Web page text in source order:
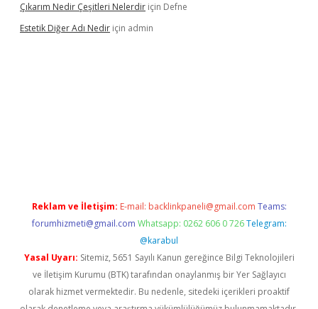
Çıkarım Nedir Çeşitleri Nelerdir için Defne
Estetik Diğer Adı Nedir için admin
Reklam ve İletişim: E-mail: backlinkpaneli@gmail.com Teams:
forumhizmeti@gmail.com Whatsapp: 0262 606 0 726 Telegram:
@karabul
Yasal Uyarı: Sitemiz, 5651 Sayılı Kanun gereğince Bilgi Teknolojileri
ve İletişim Kurumu (BTK) tarafından onaylanmış bir Yer Sağlayıcı
olarak hizmet vermektedir. Bu nedenle, sitedeki içerikleri proaktif